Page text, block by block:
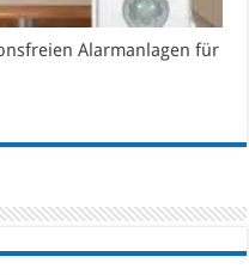
Alarmanlagen für